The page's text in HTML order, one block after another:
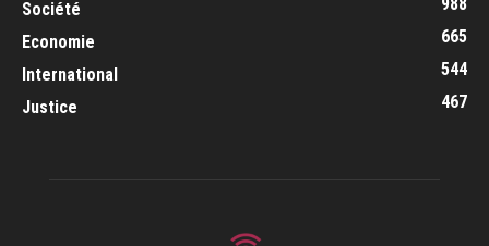
Société
Economie
665
International
544
Justice
467